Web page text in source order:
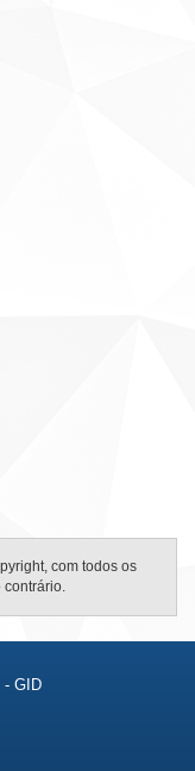
com todos os
contrário.
- GID